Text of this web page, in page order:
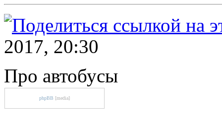
2017, 20:30
Про автобусы
phpBB [media]